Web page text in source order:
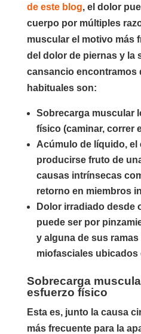
de este blog, el dolor
cuerpo por múltiples
muscular el motivo más
del dolor de piernas y la
cansancio encontramos
habituales son:
Sobrecarga muscular
físico (caminar, correr
Acúmulo de líquido, el
producirse fruto de
causas intrínsecas
retorno en miembros
Dolor irradiado desde
puede ser por
y alguna de sus
miofasciales
Sobrecarga
esfuerzo físico
Esta es, junto la causa
más frecuente para la